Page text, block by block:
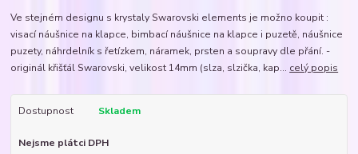
Ve stejném designu s krystaly Swarovski elements je možno koupit :
visací náušnice na klapce, bimbací náušnice na klapce i puzetě, náušnice
puzety, náhrdelník s řetízkem, náramek, prsten a soupravy dle přání. -
originál křišťál Swarovski, velikost 14mm (slza, slzička, kap... celý popis
Dostupnost Skladem
Nejsme plátci DPH